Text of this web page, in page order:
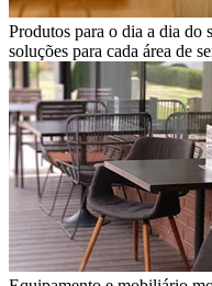
Produtos para o dia a dia do
soluções para cada área de